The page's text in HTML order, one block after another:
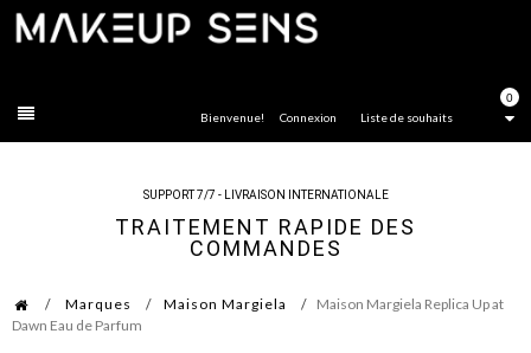
0
Liste de souhaits
Bienvenue! Connexion
SUPPORT 7/7 - LIVRAISON INTERNATIONALE
TRAITEMENT RAPIDE DES
COMMANDES
Marques Maison Margiela
Maison Margiela Replica Up at
Dawn Eau de Parfum